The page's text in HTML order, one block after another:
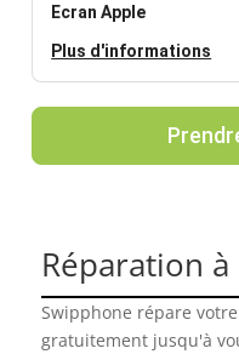
Ecran Apple
Plus d'informations
Réparation
Swipphone répare
gratuitement jusqu'à